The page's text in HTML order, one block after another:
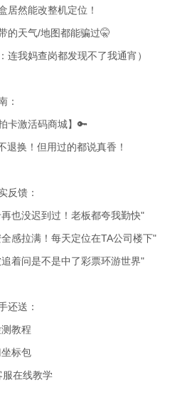
居然能改整机定位！
的天气/地图都能骗过🤫
连我妈查岗都发现不了我通宵）
：
卡激活码商城】🔑
退换！但用过的都说真香！
反馈：
也没迟到过！老板都夸我勤快"
感拉满！每天定位在TA公司楼下"
着问是不是中了彩票环游世界"
还送：
教程
标包
服在线教学